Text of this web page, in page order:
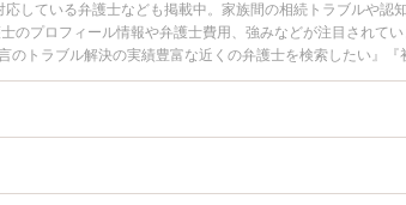
している弁護士なども掲載中。家族間の相続トラブルや認
のプロフィール情報や弁護士費用、強みなどが注目されて
トラブル解決の実績豊富な近くの弁護士を検索したい』『
におすすめです。